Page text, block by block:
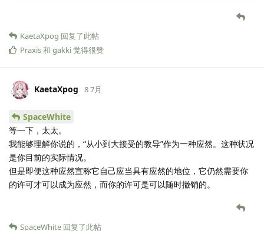
KaetaXpog 回复了此帖
Praxis和 gakki觉得很赞
KaetaXpog 8 7月
SpaceWhite
等一下，太太。
我能够理解你说的，“从小到大接受的教导”作为一种应然。这种状况
是你目前的实际情况。
但是即便这种应然宣称它自己应当具有应然的地位，它仍然需要你
的许可才可以成为应然，而你的许可是可以随时撤销的。
SpaceWhite 回复了此帖